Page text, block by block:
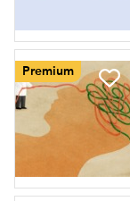
Premium